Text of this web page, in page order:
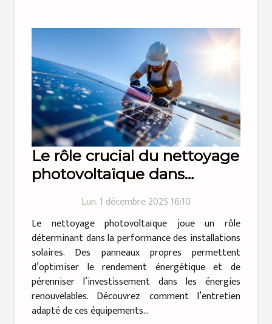
Le rôle crucial du nettoyage
photovoltaïque dans
Lun. 1 décembre 2025 16:10
Le nettoyage photovoltaïque joue un rôle
déterminant dans la performance des installations
solaires. Des panneaux propres permettent
d’optimiser le rendement énergétique et de
pérenniser l’investissement dans les énergies
renouvelables. Découvrez comment l’entretien
adapté de ces équipements...